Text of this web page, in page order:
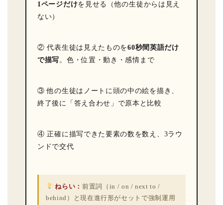
1ページだけを見せる（他の生徒からは見え
ない）
② 代表生徒は見えたものを60秒間英語だけ
で描写。色・位置・動き・感情まで
③ 他の生徒はノートに頭の中の絵を描き、
終了後に「答え合わせ」で原本と比較
④ 正確に描写できた要素の数を数え、3ラウ
ンドで交代
ねらい：前置詞（in / on / next to /
behind）と現在進行形がセットで強制運用